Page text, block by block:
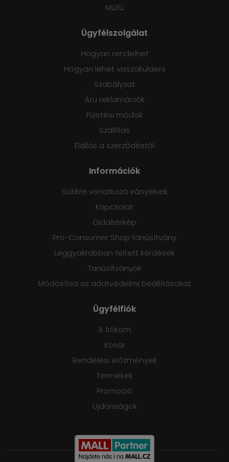
Műfű
Ügyfélszolgálat
Hogyan rendelhet
Hogyan lehet visszaküldeni
Szabályzat
Áru reklamációk
Fizetési módok
Szállítás
Elállás a szerződéstől
Információk
Sütikre vonatkozó irányelvek
Kapcsolat
Oldaltérkép
Pro-Consumer Shop tanúsítvány
Leggyakrabban feltett kérdések
Tanúsítványok
Módosítsa az adatvédelmi beállításokat
Ügyfélfiók
A fiókom
Kosár
Rendelési előzmények
Termékek
Promoció
Ujdonságok